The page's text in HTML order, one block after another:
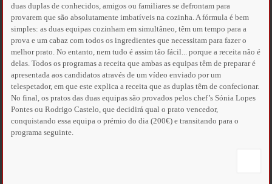
duas duplas de conhecidos, amigos ou familiares se defrontam para
provarem que são absolutamente imbatíveis na cozinha. A fórmula é bem
simples: as duas equipas cozinham em simultâneo, têm um tempo para a
prova e um cabaz com todos os ingredientes que necessitam para fazer o
melhor prato. No entanto, nem tudo é assim tão fácil... porque a receita não é
delas. Todos os programas a receita que ambas as equipas têm de preparar é
apresentada aos candidatos através de um vídeo enviado por um
telespetador, em que este explica a receita que as duplas têm de confecionar.
No final, os pratos das duas equipas são provados pelos chef’s Sónia Lopes
Pontes ou Rodrigo Castelo, que decidirá qual o prato vencedor,
conquistando essa equipa o prémio do dia (200€) e transitando para o
programa seguinte.